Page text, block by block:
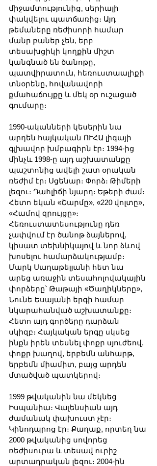
միջամտությունից, սերիալի
փակվելու պատճառից։ Այդ
թեմաները ռեժիսորի համար
մանր բաներ չեն, երբ
տեսախցիկի կողքին միշտ
կանգնած են ծանոթը,
պատվիրատուն, հեռուստաալիքի
տնօրենը, հովանավորի
քմահաճույքը և մեկ օր ուշացած
գումարը։
1990-ականների կեսերին նա
արդեն հայկական ՈՒՀԱ լիգայի
գլխավոր խմբագիրն էր։ 1994-ից
մինչև 1998-ը այդ աշխատանքը
պաշտոնից ավելի շատ օրական
ռեժիմ էր։ Սցենար։ Փորձ։ Թիմերի
լեզու։ Դահլիճի նյարդ։ Եթերի ժամ։
Հետո եկան «Շարմը», «220 վոլտը»,
«Համով զրույցը»։
Հեռուստատեսությունը դեռ
չափվում էր ծանոթ ձայներով,
կիսատ տեխնիկայով և նոր ձևով
խոսելու համարձակությամբ։
Մարկ Սաղաթելյանի հետ նա
արեց առաջին տեսահոլովակային
փորձերը՝ Թաթայի «Ծաղիկները»,
Նունե Եսայանի երգի համար
նկարահանված աշխատանքը։
Հետո այդ գործերը դարձան
սկիզբ։ Հայկական երգը սկսեց
ինքն իրեն տեսնել փոքր սյուժեով,
փոքր խաղով, երբեմն անհարթ,
երբեմն միամիտ, բայց արդեն
մտածված պատկերով։
1999 թվականին նա մեկնեց
Իսպանիա։ Վալենսիան այդ
ժամանակ փախուստ չէր։
Կինոդպրոց էր։ Քաղաք, որտեղ նա
2000 թվականից սովորեց
ռեժիսուրա և տեսավ ուրիշ
արտադրական լեզու։ 2004-ին